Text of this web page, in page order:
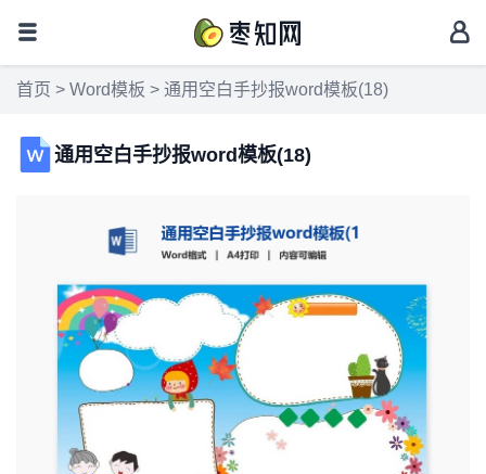
首页 > Word模板 > 通用空白手抄报word模板(18)
通用空白手抄报word模板(18)